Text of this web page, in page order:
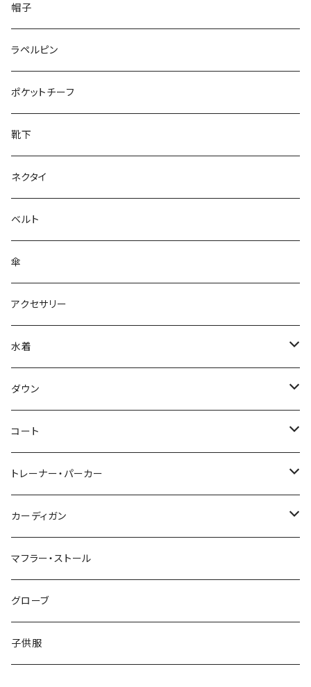
50/XL～
48/L
50/XL～
26cm～
27cm～
28cm～
帽子
ラペルピン
ポケットチーフ
靴下
ネクタイ
ベルト
傘
アクセサリー
水着
～44/S
46/M
48/L
50/XL～
ダウン
～44/S
46/M
48/L
50/XL～
コート
～44/S
46/M
48/L
50/XL～
トレーナー・パーカー
～44/S
46/M
48/L
50/XL～
カーディガン
～44/S
46/M
48/L
マフラー・ストール
グローブ
子供服